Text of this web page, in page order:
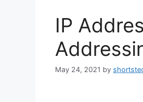
IP
May 24, 2021 by